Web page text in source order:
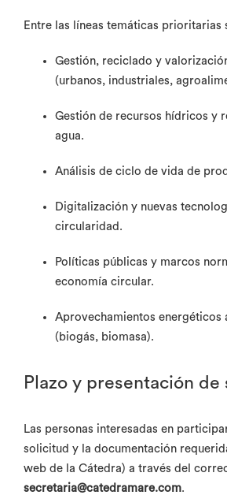
Entre las líneas temáticas prioritarias
Gestión, reciclado y
(urbanos, industriales,
Gestión de recursos hídricos y
agua.
Análisis de ciclo de vida de
Digitalización y nuevas
circularidad.
Políticas públicas y marcos
economía circular.
Aprovechamientos energéticos
(biogás, biomasa).
Plazo y presentación
Las personas interesadas en
solicitud y la documentación
web de la Cátedra) a través del
secretaria@catedramare.com.